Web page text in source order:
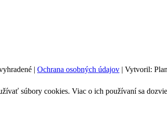
| Ochrana osobných údajov | Vytvoril:
súbory cookies. Viac o ich používaní sa